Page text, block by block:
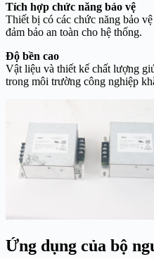
Tích hợp chức năng bảo vệ
Thiết bị có các chức năng bảo
đảm bảo an toàn cho hệ thống.
Độ bền cao
Vật liệu và thiết kế chất lượng
trong môi trường công nghiệp
Ứng dụng của bộ